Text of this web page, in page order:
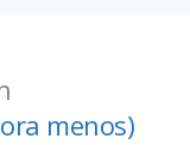
menos)